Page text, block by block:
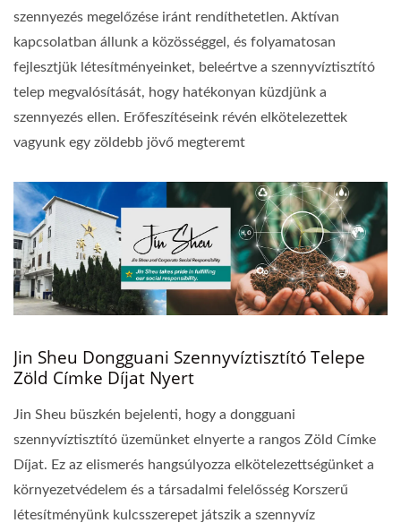
szennyezés megelőzése iránt rendíthetetlen. Aktívan
kapcsolatban állunk a közösséggel, és folyamatosan
fejlesztjük létesítményeinket, beleértve a szennyvíztisztító
telep megvalósítását, hogy hatékonyan küzdjünk a
szennyezés ellen. Erőfeszítéseink révén elkötelezettek
vagyunk egy zöldebb jövő megteremt
Jin Sheu Dongguani Szennyvíztisztító Telepe
Zöld Címke Díjat Nyert
Jin Sheu büszkén bejelenti, hogy a dongguani
szennyvíztisztító üzemünket elnyerte a rangos Zöld Címke
Díjat. Ez az elismerés hangsúlyozza elkötelezettségünket a
környezetvédelem és a társadalmi felelősség Korszerű
létesítményünk kulcsszerepet játszik a szennyvíz